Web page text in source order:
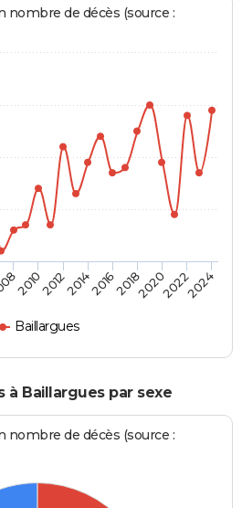
nombre de décès (source :
Baillargues
20102012201420162018202020222024
à Baillargues par sexe
nombre de décès (source :